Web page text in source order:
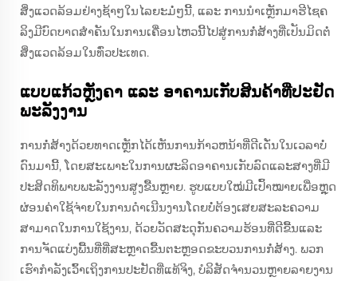
ສິ່ງແວດລ້ອມຢ່າງຊ້າໆໃນໄລຍະມໍ່ໆນີ້, ແລະ ການນຳເຫຼັກມາຮີໄຊຄ
ລິງມີບົດບາດສຳຄັນໃນການເຄື່ອນໄຫວນີ້ໄປສູ່ການກໍ່ສ້າງທີ່ເປັນມິດຕໍ່
ສິ່ງແວດລ້ອມໃນທົ່ວປະເທດ.
ແບບແກ້ວຫຼັງຄາ ແລະ ອາຄານເກັບສິນຄ້າທີ່ປະຢັດ
ພະລັງງານ
ການກໍ່ສ້າງດ້ວຍທາດເຫຼັກໄດ້ເຫັນການກ້າວຫນ້າທີ່ດີເດັ່ນໃນເວລາບໍ່
ດົນມານີ້, ໂດຍສະເພາະໃນການຜະລິດອາຄານເກັບລົດແລະສາງທີ່ມີ
ປະສິດທິພາບພະລັງງານສູງຂື້ນຫຼາຍ. ຮູບແບບໃໝ່ມີເປົ້າໝາຍເພື່ອຫຼຸດ
ຜ່ອນຄ່າໃຊ້ຈ່າຍໃນການດຳເນີນງານໂດຍບໍ່ຕ້ອງເສຍສະລະຄວາມ
ສາມາດໃນການໃຊ້ງານ, ດ້ວຍວັດສະດຸກັນຄວາມຮ້ອນທີ່ດີຂື້ນແລະ
ການຈັດແບ່ງພື້ນທີ່ທີ່ສະຫຼາດຂື້ນຕະຫຼອດຂະບວນການກໍ່ສ້າງ. ພວກ
ເຮົາກຳລັງເວົ້າເຖິງການປະຢັດທີ່ແທ້ຈິງ, ບໍລິສັດຈຳນວນຫຼາຍລາຍງານ